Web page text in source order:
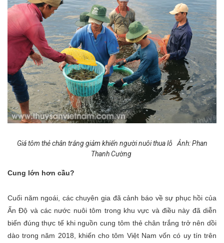
Giá tôm thẻ chân trắng giảm khiến người nuôi thua lỗ
Ảnh: Phan
Thanh Cường
Cung lớn hơn cầu?
Cuối năm ngoái, các chuyên gia đã cảnh báo về sự phục hồi của
Ấn Độ và các nước nuôi tôm trong khu vực và điều này đã diễn
biến đúng thực tế khi nguồn cung tôm thẻ chân trắng trở nên dồi
dào trong năm 2018, khiến cho tôm Việt Nam vốn có uy tín trên